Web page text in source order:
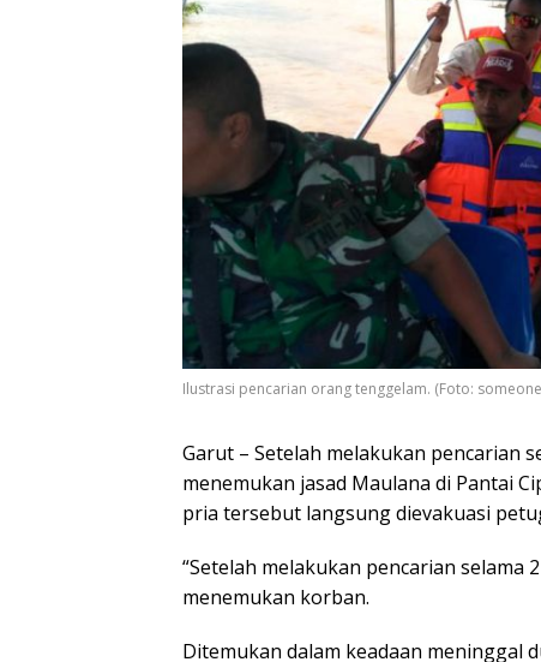
Ilustrasi pencarian orang tenggelam. (Foto:
Garut – Setelah melakukan pencarian
menemukan jasad Maulana di Pantai
pria tersebut langsung dievakuasi
“Setelah melakukan pencarian selama
menemukan korban.
Ditemukan dalam keadaan meninggal